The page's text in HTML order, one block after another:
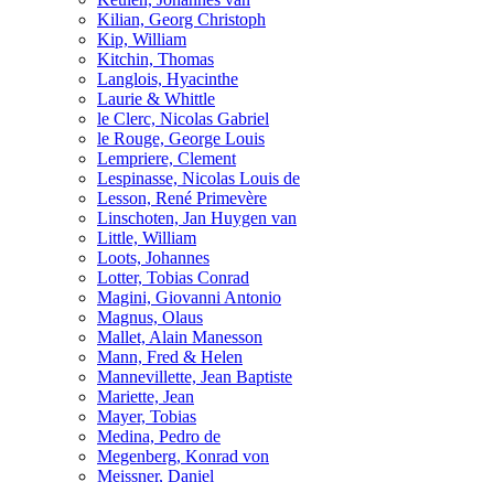
Kilian, Georg Christoph
Kip, William
Kitchin, Thomas
Langlois, Hyacinthe
Laurie & Whittle
le Clerc, Nicolas Gabriel
le Rouge, George Louis
Lempriere, Clement
Lespinasse, Nicolas Louis de
Lesson, René Primevère
Linschoten, Jan Huygen van
Little, William
Loots, Johannes
Lotter, Tobias Conrad
Magini, Giovanni Antonio
Magnus, Olaus
Mallet, Alain Manesson
Mann, Fred & Helen
Mannevillette, Jean Baptiste
Mariette, Jean
Mayer, Tobias
Medina, Pedro de
Megenberg, Konrad von
Meissner, Daniel